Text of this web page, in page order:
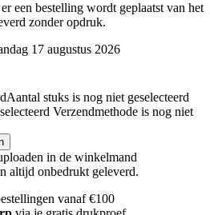
een bestelling wordt geplaatst van het
zonder opdruk.
17 augustus 2026
Aantal stuks is nog niet geselecteerd
Verzendmethode is nog niet
in de winkelmand
altijd onbedrukt geleverd.
vanaf €100